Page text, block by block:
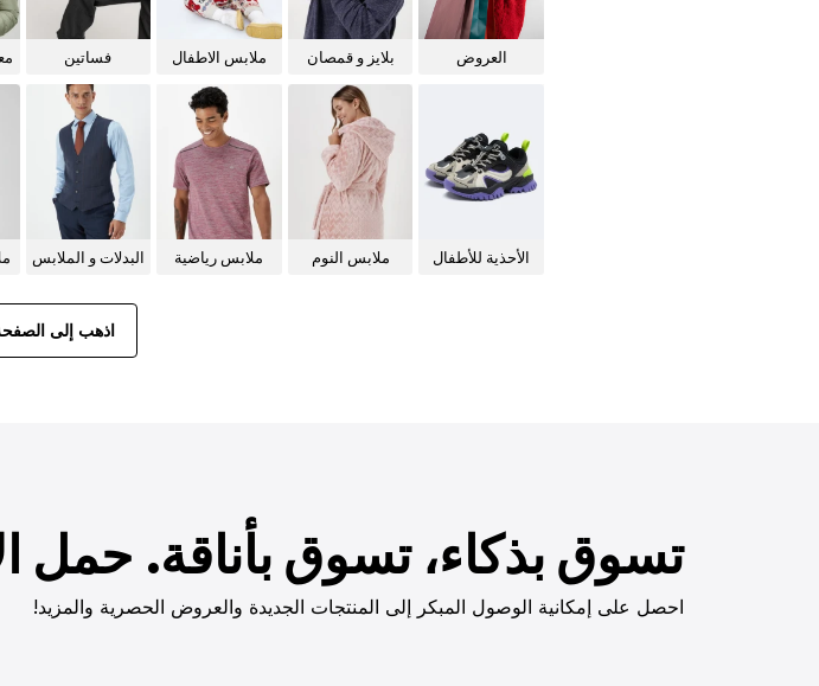
العروض
بلايز و قمصان
ملابس الاطفال فساتين
الأحذية للأطفال
ملابس النوم
ملابس رياضية
البدلات و الملابس
اذهب إلى
تسوق بذكاء، تسوق بأناقة. حمل
احصل على إمكانية الوصول المبكر إلى المنتجات الجديدة والعروض الحصرية والمزيد!